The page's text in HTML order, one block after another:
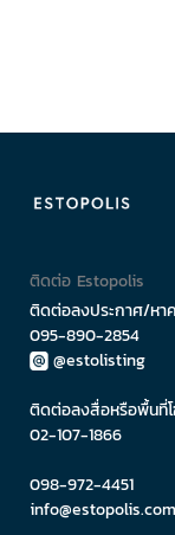
ติดต่อ Estopolis
ติดต่อลงประกาศ/หา
095-890-2854
@estolisting
ติดต่อลงสื่อหรือพื้นที่
02-107-1866
098-972-4451
info@estopolis.com